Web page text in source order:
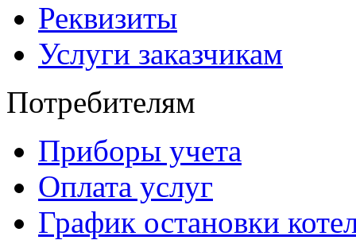
Реквизиты
Услуги заказчикам
Потребителям
Приборы учета
Оплата услуг
График остановки